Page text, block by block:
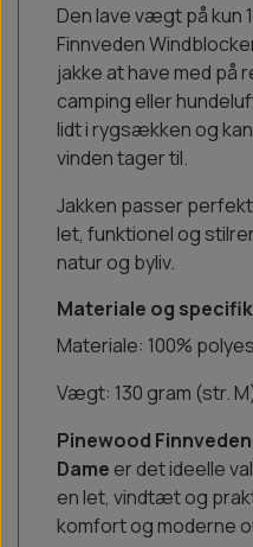
Den lave vægt på kun
Finnveden
jakke at have med på
camping eller
lidt i rygsækken og
vinden tager til.
Jakken passer
let, funktionel og
natur og byliv.
Materiale og
Materiale: 100%
Vægt: 130 gram (str.
Pinewood
Dame er det ideelle
en let, vindtæt og
komfort og moderne